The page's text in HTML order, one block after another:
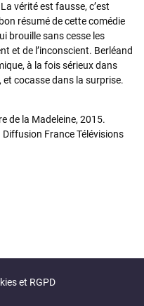
vérité est fausse, c’est
résumé de cette comédie
brouille sans cesse les
et de l’inconscient. Berléand
à la fois sérieux dans
et cocasse dans la surprise.
de la Madeleine, 2015.
France Télévisions
et RGPD